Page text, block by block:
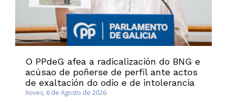
O PPdeG afea a radicalización do BNG e
acúsao de poñerse de perfil ante actos
de exaltación do odio e de intolerancia
Xoves, 6 de Agosto de 2026